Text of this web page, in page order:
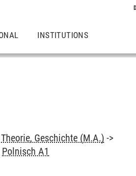
INSTITUTIONS
Geschichte (M.A.) ->
Polnisch A1